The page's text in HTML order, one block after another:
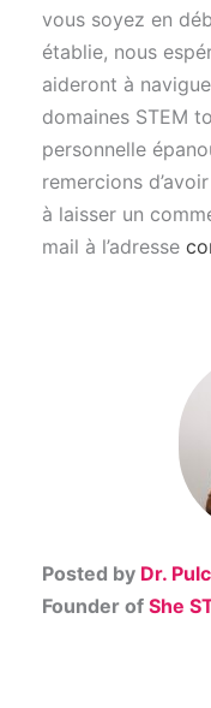
vous soyez en
établie, nous
aideront à
domaines STEM
personnelle
remercions
à laisser un
mail à l’adresse
Posted by Dr.
Founder of She